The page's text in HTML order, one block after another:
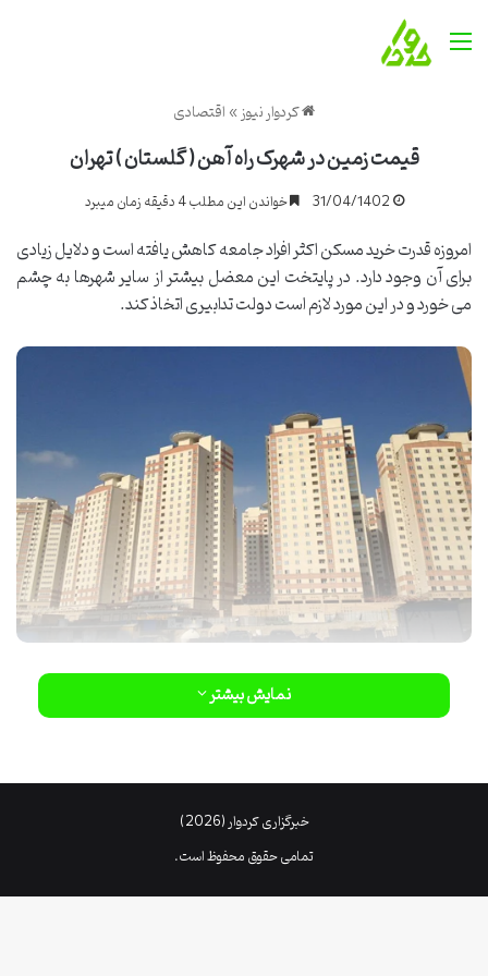
منو
کردوار نیوز»اقتصادی
قیمت زمین در شهرک راه آهن ( گلستان ) تهران
31/04/1402 خواندن این مطلب 4 دقیقه زمان میبرد
امروزه قدرت خرید مسکن اکثر افراد جامعه کاهش یافته است و دلایل زیادی
برای آن وجود دارد. در پایتخت این معضل بیشتر از سایر شهرها به چشم
می خورد و در این مورد لازم است دولت تدابیری اتخاذ کند.
یکی از بهترین راه ها برای بازگرداندن یک شرکت به خانه از طریق برنامه پیش
فروش است و بسیاری از شرکت های سرمایه گذاری در این فضا فعالیت می
این مقاله می خواهیم قیمت های عمومی دریاچه چیتگر و همچنین
قیمت آپارتمان تهران
متأسفانه در کشور نمی توان برای خرید مسکن یا خودرو اهداف مشخصی را
نمایش بیشتر
خبرگزاری کردوار (2026)
تمامی حقوق محفوظ است.